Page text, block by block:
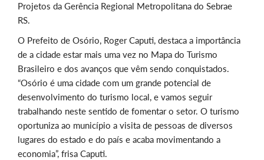
Projetos da Gerência Regional Metropolitana do Sebrae
RS.
O Prefeito de Osório, Roger Caputi, destaca a importância
de a cidade estar mais uma vez no Mapa do Turismo
Brasileiro e dos avanços que vêm sendo conquistados.
“Osório é uma cidade com um grande potencial de
desenvolvimento do turismo local, e vamos seguir
trabalhando neste sentido de fomentar o setor. O turismo
oportuniza ao município a visita de pessoas de diversos
lugares do estado e do país e acaba movimentando a
economia”, frisa Caputi.